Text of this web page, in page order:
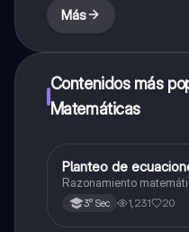
Más
Contenidos más
Matemáticas
Matemáticas
Planteo de
Razonamiento
3° Sec 1,231 20